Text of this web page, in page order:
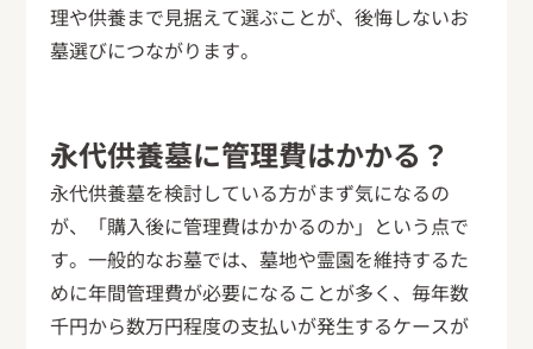
理や供養まで見据えて選ぶことが、後悔しないお
墓選びにつながります。
永代供養墓に管理費はかかる？
永代供養墓を検討している方がまず気になるの
が、「購入後に管理費はかかるのか」という点で
す。一般的なお墓では、墓地や霊園を維持するた
めに年間管理費が必要になることが多く、毎年数
千円から数万円程度の支払いが発生するケースが